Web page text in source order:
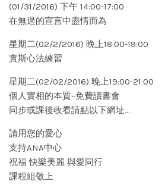
(01/31/2016) 下午 14:00-17:00
在無過的宣言中盡情而為
星期二(02/2/2016) 晚上18:00-19:00
實斯心法練習
星期二(02/02/2016) 晚上19:00-21:00
個人實相的本質–免費讀書會
同步或課後收看請點以下網址…
請用您的愛心
支持ANA中心
祝福 快樂美麗 與愛同行
課程組敬上